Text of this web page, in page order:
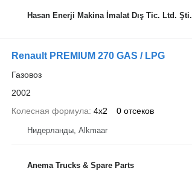
Hasan Enerji Makina İmalat Dış Tic. Ltd. Şti.
Renault PREMIUM 270 GAS / LPG
Газовоз
2002
Колесная формула 4x2 0 отсеков
Нидерланды, Alkmaar
Anema Trucks & Spare Parts